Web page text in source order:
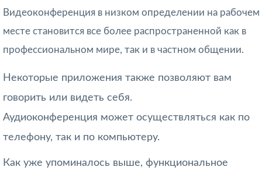
Видеоконференция в низком определении на рабочем
месте становится все более распространенной как в
профессиональном мире, так и в частном общении.
Некоторые приложения также позволяют вам
говорить или видеть себя.
Аудиоконференция может осуществляться как по
телефону, так и по компьютеру.
Как уже упоминалось выше, функциональное